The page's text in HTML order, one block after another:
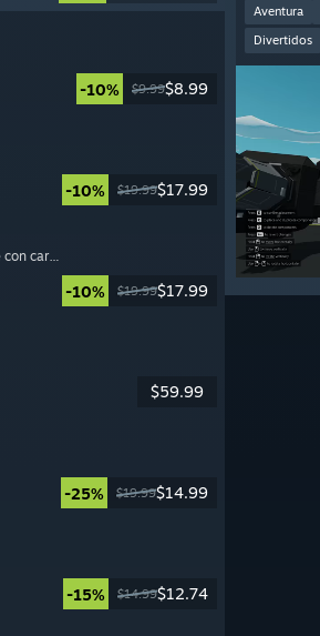
-10% $9.99$8.99
-10% $19.99$17.99
cartas
-10% $19.99$17.99
$59.99
-25% $19.99$14.99
-15% $14.99$12.74
Aventura
Divertidos